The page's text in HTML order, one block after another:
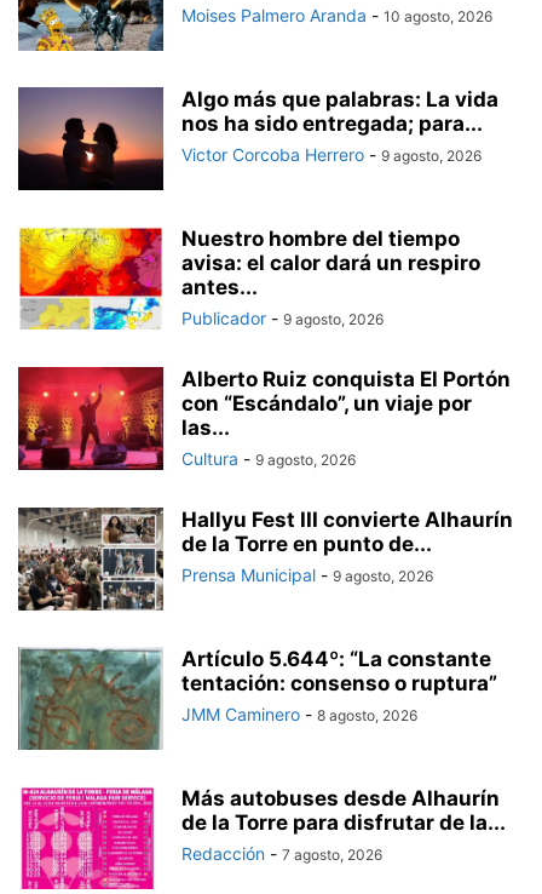
Moises Palmero Aranda - 10 agosto, 2026
Algo más que palabras: La vida
nos ha sido entregada; para...
Victor Corcoba Herrero - 9 agosto, 2026
Nuestro hombre del tiempo
avisa: el calor dará un respiro
antes...
Publicador - 9 agosto, 2026
Alberto Ruiz conquista El Portón
con “Escándalo”, un viaje por
las...
Cultura - 9 agosto, 2026
Hallyu Fest III convierte Alhaurín
de la Torre en punto de...
Prensa Municipal - 9 agosto, 2026
Artículo 5.644º: “La constante
tentación: consenso o ruptura”
JMM Caminero - 8 agosto, 2026
Más autobuses desde Alhaurín
de la Torre para disfrutar de la...
Redacción - 7 agosto, 2026